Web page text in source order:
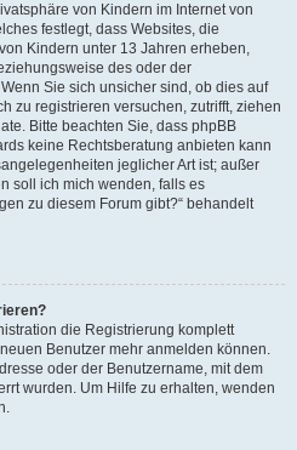
von Kindern im Internet von
festlegt, dass Websites, die
Kindern unter 13 Jahren erheben,
des oder der
Sie sich unsicher sind, ob dies auf
zu registrieren versuchen, zutrifft, ziehen
Bitte beachten Sie, dass phpBB
keine Rechtsberatung anbieten kann
jeglicher Art ist; außer
soll ich mich wenden, falls es
zu diesem Forum gibt?“ behandelt
die Registrierung komplett
Benutzer mehr anmelden können.
oder der Benutzername, mit dem
wurden. Um Hilfe zu erhalten, wenden